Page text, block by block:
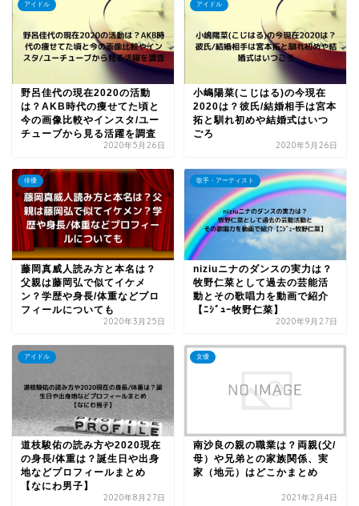
アイドル
野呂佳代の現在2020の活動
は？AKB時代の痩せてた頃と
今の画像比較やインスタ/ユー
チューブから見る活躍を調査
2020年5月26日
アイドル
小嶋陽菜(こじはる)の今現在
2020は？彼氏/結婚相手は宮本
拓と馴れ初めや結婚式はいつ
ごろ
2020年5月26日
俳優
藤岡真威人読み方と本名は？
父親は藤岡弘で似てイケメ
ン？学歴や身長/体重などプロ
フィールについても
2020年3月25日
歌手・アーティスト
niziuニナのダンスの実力は？
牧野仁菜として過去の芸能活
動とその歌唱力を動画で紹介
【ﾆｼﾞｭｰ牧野仁菜】
2020年9月27日
アイドル
道枝駿佑の読み方や2020現在
の身長/体重は？誕生日や出身
地などプロフィールまとめ
【なにわ男子】
2020年8月27日
女優
南沙良の親の職業は？両親(父/
母）や兄弟との家族関係、実
家（地元）はどこかまとめ
2021年2月4日